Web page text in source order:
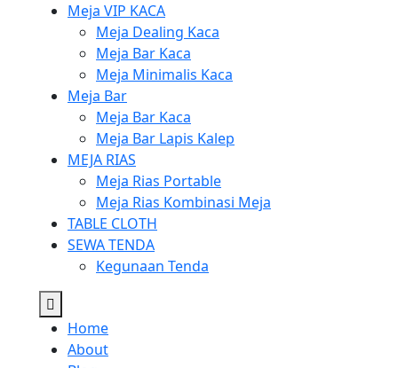
Meja VIP KACA
Meja Dealing Kaca
Meja Bar Kaca
Meja Minimalis Kaca
Meja Bar
Meja Bar Kaca
Meja Bar Lapis Kalep
MEJA RIAS
Meja Rias Portable
Meja Rias Kombinasi Meja
TABLE CLOTH
SEWA TENDA
Kegunaan Tenda
Home
About